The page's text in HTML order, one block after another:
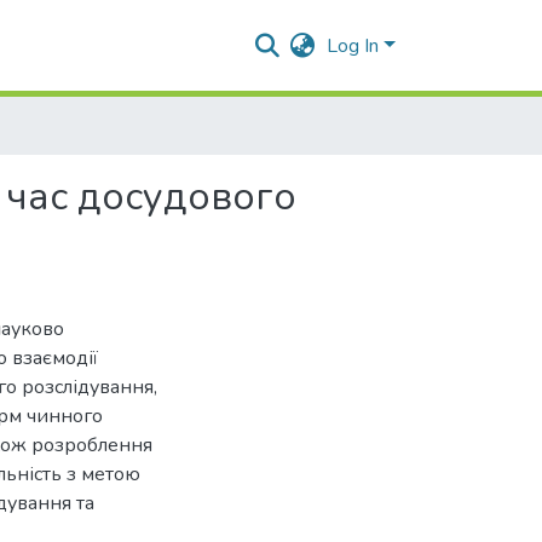
Log In
час досудового
Кримінально-процесуальна відповідальність (скасування рішень, відсторонення від розслідування) має правовідновлювальний характер, але не завжди створює превентивний ефект через відсутність значних санкцій. Цивільно-правова відповідальність застосовується за завдання моральної чи майнової шкоди, однак її використання як інструменту може бути ускладеним. Для підвищення ефективності пропонується внести зміни до ст. 40 та 401 КПК України, чітко визначивши відповідальність за порушення під час взаємодії з прокурором. Визначено, що прокурор, як процесуальний керівник, впливає на результати розслідування, тому його дії чи бездіяльність, такі як несвоєчасне погодження клопотань, ненадання письмових вказівок чи необґрунтована відмова у затвердженні підозр, можуть призводити до порушень прав учасників і затягування провадження. Юридична відповідальність прокурора охоплює кримінальну, адміністративну, дисциплінарну, цивільно-правову та кримінально-процесуальну форми. Кримінальна відповідальність (наприклад, ст. 367 КК України «Службова